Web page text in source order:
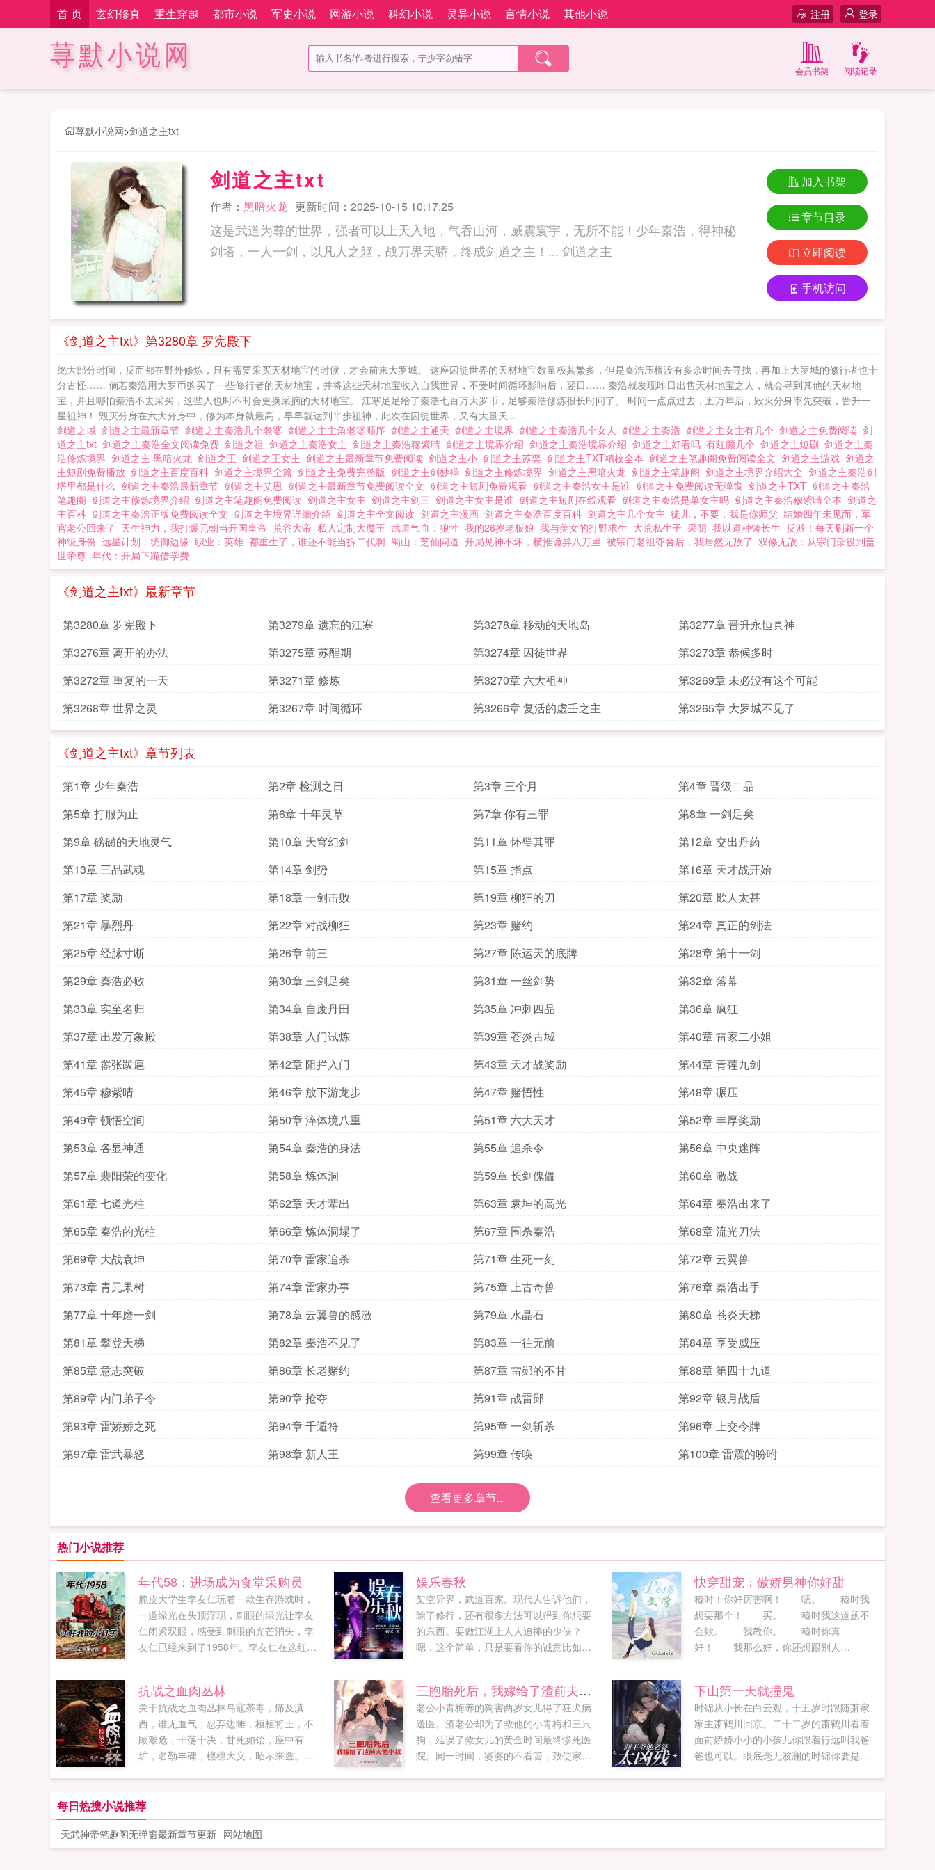
首 页 玄幻修真 重生穿越 都市小说 军史小说 网游小说 科幻小说 灵异小说 言情小说 其他小说 登录
注册
荨默小说网 阅读记录
会员书架
荨默小说网>剑道之主txt
剑道之主txt
作者： 黑暗火龙 更新时间：2025-10-15 10:17:25
这是武道为尊的世界，强者可以上天入地，气吞山河，威震寰宇，无所不能！少年秦浩，得神秘
剑塔，一人一剑，以凡人之躯，战万界天骄，终成剑道之主！... 剑道之主
加入书架
章节目录
立即阅读
手机访问
《剑道之主txt》第3280章 罗宪殿下
绝大部分时间，反而都在野外修炼，只有需要采买天材地宝的时候，才会前来大罗城。 这座囚徒世界的天材地宝数量极其繁多，但是秦浩压根没有多余时间去寻找，再加上大罗城的修行者也十
分古怪…… 倘若秦浩用大罗币购买了一些修行者的天材地宝，并将这些天材地宝收入自我世界，不受时间循环影响后，翌日…… 秦浩就发现昨日出售天材地宝之人，就会寻到其他的天材地
宝，并且哪怕秦浩不去采买，这些人也时不时会更换采摘的天材地宝。 江寒足足给了秦浩七百万大罗币，足够秦浩修炼很长时间了。 时间一点点过去，五万年后，毁灭分身率先突破，晋升一
星祖神！ 毁灭分身在六大分身中，修为本身就最高，早早就达到半步祖神，此次在囚徒世界，又有大量天...
剑道之域 剑道之主最新章节 剑道之主秦浩几个老婆 剑道之主主角老婆顺序 剑道之主通天 剑道之主境界 剑道之主秦浩几个女人 剑道之主秦浩 剑道之主女主有几个 剑道之主免费阅读 剑
道之主txt 剑道之主秦浩全文阅读免费 剑道之祖 剑道之主秦浩女主 剑道之主秦浩穆紫晴 剑道之主境界介绍 剑道之主秦浩境界介绍 剑道之主好看吗 有红颜几个 剑道之主短剧 剑道之主秦
浩修炼境界 剑道之主 黑暗火龙 剑道之王 剑道之王女主 剑道之主最新章节免费阅读 剑道之主小 剑道之主苏奕 剑道之主TXT精校全本 剑道之主笔趣阁免费阅读全文 剑道之主游戏 剑道之
主短剧免费播放 剑道之主百度百科 剑道之主境界全篇 剑道之主免费完整版 剑道之主剑妙禅 剑道之主修炼境界 剑道之主黑暗火龙 剑道之主笔趣阁 剑道之主境界介绍大全 剑道之主秦浩剑
塔里都是什么 剑道之主秦浩最新章节 剑道之主艾恩 剑道之主最新章节免费阅读全文 剑道之主短剧免费观看 剑道之主秦浩女主是谁 剑道之主免费阅读无弹窗 剑道之主TXT 剑道之主秦浩
笔趣阁 剑道之主修炼境界介绍 剑道之主笔趣阁免费阅读 剑道之主女主 剑道之主剑三 剑道之主女主是谁 剑道之主短剧在线观看 剑道之主秦浩是单女主吗 剑道之主秦浩穆紫晴全本 剑道之
主百科 剑道之主秦浩正版免费阅读全文 剑道之主境界详细介绍 剑道之主全文阅读 剑道之主漫画 剑道之主秦浩百度百科 剑道之主几个女主 徒儿，不要，我是你师父 结婚四年未见面，军
官老公回来了 天生神力，我打爆元朝当开国皇帝 荒谷大帝 私人定制大魔王 武道气血：狼性 我的26岁老板娘 我与美女的打野求生 大荒私生子 采阴 我以道种铸长生 反派！每天刷新一个
神级身份 远星计划：统御边缘 职业：英雄 都重生了，谁还不能当拆二代啊 蜀山：芝仙问道 开局见神不坏，横推诡异八万里 被宗门老祖夺舍后，我居然无敌了 双修无敌：从宗门杂役到盖
世帝尊 年代：开局下跪借学费
《剑道之主txt》最新章节
第3280章 罗宪殿下 第3279章 遗忘的江寒 第3278章 移动的天地岛
第3277章 晋升永恒真神
第3276章 离开的办法
第3275章 苏醒期 第3274章 囚徒世界
第3273章 恭候多时
第3272章 重复的一天
第3271章 修炼 第3270章 六大祖神
第3269章 未必没有这个可能
第3268章 世界之灵
第3267章 时间循环 第3266章 复活的虚壬之主 第3265章 大罗城不见了
《剑道之主txt》章节列表
第1章 少年秦浩 第2章 检测之日 第3章 三个月
第4章 晋级二品
第5章 打服为止
第6章 十年灵草 第7章 你有三罪
第8章 一剑足矣
第9章 磅礴的天地灵气
第10章 天穹幻剑 第11章 怀璧其罪
第12章 交出丹药
第13章 三品武魂
第14章 剑势 第15章 指点
第16章 天才战开始
第17章 奖励
第18章 一剑击败 第19章 柳狂的刀
第20章 欺人太甚
第21章 暴烈丹
第22章 对战柳狂 第23章 赌约
第24章 真正的剑法
第25章 经脉寸断
第26章 前三 第27章 陈运天的底牌
第28章 第十一剑
第29章 秦浩必败
第30章 三剑足矣 第31章 一丝剑势
第32章 落幕
第33章 实至名归
第34章 自废丹田 第35章 冲刺四品
第36章 疯狂
第37章 出发万象殿
第38章 入门试炼 第39章 苍炎古城
第40章 雷家二小姐
第41章 嚣张跋扈
第42章 阻拦入门 第43章 天才战奖励
第44章 青莲九剑
第45章 穆紫晴
第46章 放下游龙步 第47章 赌悟性
第48章 碾压
第49章 顿悟空间
第50章 淬体境八重 第51章 六大天才
第52章 丰厚奖励
第53章 各显神通
第54章 秦浩的身法 第55章 追杀令
第56章 中央迷阵
第57章 裴阳荣的变化
第58章 炼体洞 第59章 长剑傀儡
第60章 激战
第61章 七道光柱
第62章 天才辈出 第63章 袁坤的高光
第64章 秦浩出来了
第65章 秦浩的光柱
第66章 炼体洞塌了 第67章 围杀秦浩
第68章 流光刀法
第69章 大战袁坤
第70章 雷家追杀 第71章 生死一刻
第72章 云翼兽
第73章 青元果树
第74章 雷家办事 第75章 上古奇兽
第76章 秦浩出手
第77章 十年磨一剑
第78章 云翼兽的感激 第79章 水晶石
第80章 苍炎天梯
第81章 攀登天梯
第82章 秦浩不见了 第83章 一往无前
第84章 享受威压
第85章 意志突破
第86章 长老赌约 第87章 雷郧的不甘
第88章 第四十九道
第89章 内门弟子令
第90章 抢夺 第91章 战雷郧
第92章 银月战盾
第93章 雷娇娇之死
第94章 千遁符 第95章 一剑斩杀
第96章 上交令牌
第97章 雷武暴怒
第98章 新人王 第99章 传唤 第100章 雷震的吩咐
查看更多章节...
热门小说推荐
年代58：进场成为食堂采购员
脆皮大学生李友仁玩着一款生存游戏时，
一道绿光在头顶浮现，刺眼的绿光让李友
仁闭紧双眼，感受到刺眼的光芒消失，李
友仁已经来到了1958年。李友仁在这红火
娱乐春秋
架空异界，武道百家。现代人告诉他们，
除了修行，还有很多方法可以得到你想要
的东西。要做江湖上人人追捧的少侠？
嗯，这个简单，只是要看你的诚意比如让
快穿甜宠：傲娇男神你好甜
穆时！你好厉害啊！ 嗯。 穆时我
想要那个！ 买。 穆时我这道题不
会欸。 我教你。 穆时你真
好！ 我那么好，你还想跟别人
抗战之血肉丛林
关于抗战之血肉丛林岛寇荼毒，痛及滇
西，谁无血气，忍弃边陲，桓桓将士，不
顾艰危，十荡十决，甘死如饴，座中有
圹，名勒丰碑，檩檩大义，昭示来兹。谨
会忘记，中国人不会忘记，虽然你们曾经
被记忆尘封，但是时间也绝不会让你们永
远蒙尘！...
三胞胎死后，我嫁给了渣前夫他小叔
老公小青梅养的狗害两岁女儿得了狂犬病
送医。渣老公却为了救他的小青梅和三只
狗，延误了救女儿的黄金时间最终惨死医
院。同一时间，婆婆的不看管，致使家里
的利刃，一刀一刀将恶人凌迟。葬礼上，
送他们一程。于是，她在婆婆的尖叫声
下山第一天就撞鬼
时锦从小长在白云观，十五岁时跟随萧家
家主萧鹤川回京。二十二岁的萧鹤川看着
面前娇娇小小的小孩儿你跟着行远叫我爸
爸也可以。眼底毫无波澜的时锦你要是觉
卒...
每日热搜小说推荐
天武神帝笔趣阁无弹窗最新章节更新 网站地图